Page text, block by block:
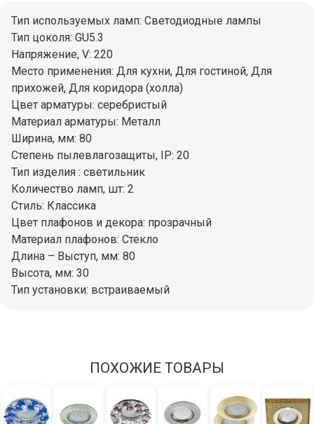
Тип используемых ламп: Светодиодные лампы
Тип цоколя: GU5.3
Напряжение, V: 220
Место применения: Для кухни, Для гостиной, Для
прихожей, Для коридора (холла)
Цвет арматуры: серебристый
Материал арматуры: Металл
Ширина, мм: 80
Степень пылевлагозащиты, IP: 20
Тип изделия : светильник
Количество ламп, шт: 2
Стиль: Классика
Цвет плафонов и декора: прозрачный
Материал плафонов: Стекло
Длина – Выступ, мм: 80
Высота, мм: 30
Тип установки: встраиваемый
ПОХОЖИЕ ТОВАРЫ